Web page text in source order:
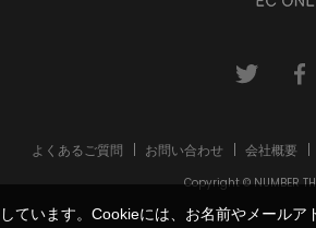
よくあるご質問 お問い合わせ 会社概要
Copyright © NUMBER
ています。Cookieには、お名前やメール